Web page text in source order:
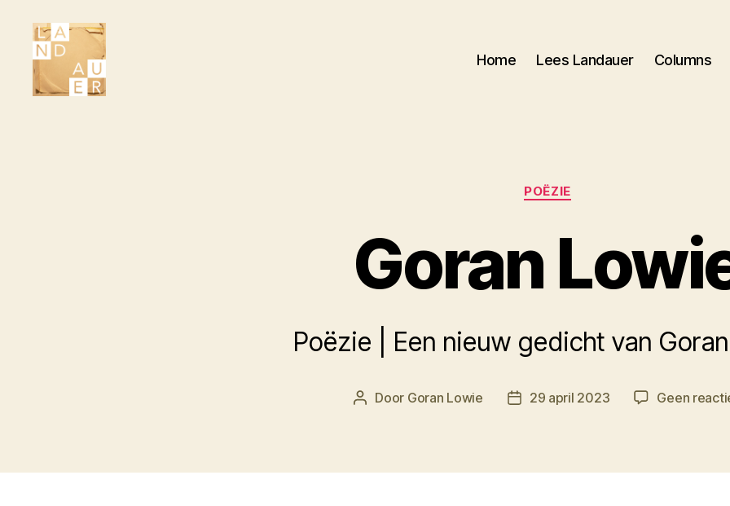
Home Lees Landauer Columns
Categorieën
POËZIE
Goran
Poëzie | Een nieuw gedicht van
Berichtauteur
Door Goran Lowie Berichtdatum
29 april 2023 Geen